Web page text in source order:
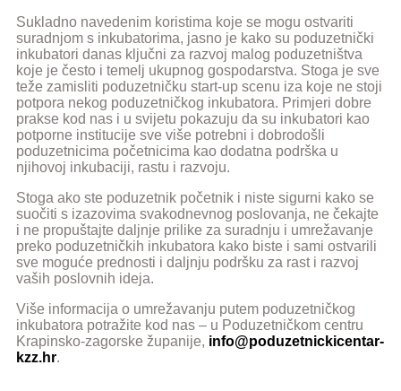
Sukladno navedenim koristima koje se mogu ostvariti
suradnjom s inkubatorima, jasno je kako su poduzetnički
inkubatori danas ključni za razvoj malog poduzetništva
koje je često i temelj ukupnog gospodarstva. Stoga je sve
teže zamisliti poduzetničku start-up scenu iza koje ne stoji
potpora nekog poduzetničkog inkubatora. Primjeri dobre
prakse kod nas i u svijetu pokazuju da su inkubatori kao
potporne institucije sve više potrebni i dobrodošli
poduzetnicima početnicima kao dodatna podrška u
njihovoj inkubaciji, rastu i razvoju.
Stoga ako ste poduzetnik početnik i niste sigurni kako se
suočiti s izazovima svakodnevnog poslovanja, ne čekajte
i ne propuštajte daljnje prilike za suradnju i umrežavanje
preko poduzetničkih inkubatora kako biste i sami ostvarili
sve moguće prednosti i daljnju podršku za rast i razvoj
vaših poslovnih ideja.
Više informacija o umrežavanju putem poduzetničkog
inkubatora potražite kod nas – u Poduzetničkom centru
Krapinsko-zagorske županije, info@poduzetnickicentar-
kzz.hr.